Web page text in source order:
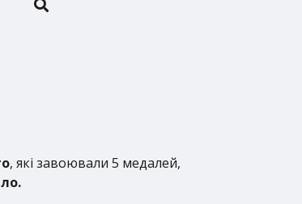
, які завоювали 5 медалей,